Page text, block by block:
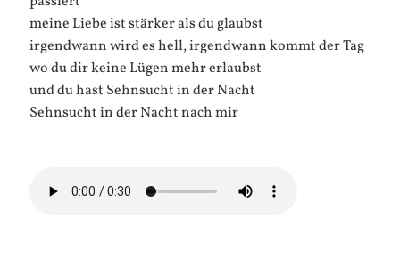
meine Liebe ist stärker als du glaubst
irgendwann wird es hell, irgendwann kommt der Tag
wo du dir keine Lügen mehr erlaubst
und du hast Sehnsucht in der Nacht
Sehnsucht in der Nacht nach mir